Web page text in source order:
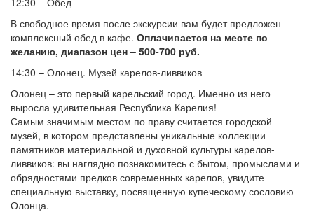
В свободное время после экскурсии вам будет предложен
комплексный обед в кафе. Оплачивается на месте по
желанию, диапазон цен – 500-700 руб.
14:30 – Олонец. Музей карелов-ливвиков
Олонец – это первый карельский город. Именно из него
выросла удивительная Республика Карелия!
Самым значимым местом по праву считается городской
музей, в котором представлены уникальные коллекции
памятников материальной и духовной культуры карелов-
ливвиков: вы наглядно познакомитесь с бытом, промыслами и
обрядностями предков современных карелов, увидите
специальную выставку, посвященную купеческому сословию
Олонца.